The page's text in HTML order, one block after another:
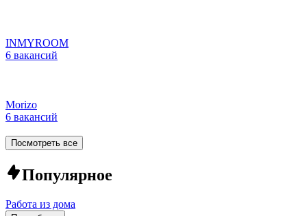
INMYROOM
6 вакансий
Morizo
6 вакансий
Посмотреть все
Популярное
Работа из дома